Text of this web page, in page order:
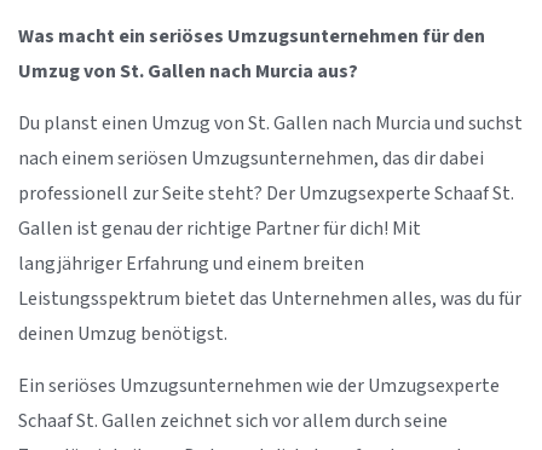
Was macht ein seriöses Umzugsunternehmen für den
Umzug von St. Gallen nach Murcia aus?
Du planst einen Umzug von St. Gallen nach Murcia und suchst
nach einem seriösen Umzugsunternehmen, das dir dabei
professionell zur Seite steht? Der Umzugsexperte Schaaf St.
Gallen ist genau der richtige Partner für dich! Mit
langjähriger Erfahrung und einem breiten
Leistungsspektrum bietet das Unternehmen alles, was du für
deinen Umzug benötigst.
Ein seriöses Umzugsunternehmen wie der Umzugsexperte
Schaaf St. Gallen zeichnet sich vor allem durch seine